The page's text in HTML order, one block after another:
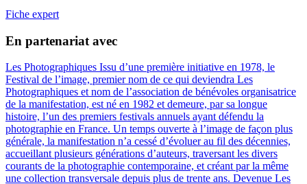
Fiche expert
En partenariat avec
Les Photographiques Issu d’une première initiative en 1978, le
Festival de l’image, premier nom de ce qui deviendra Les
Photographiques et nom de l’association de bénévoles organisatrice
de la manifestation, est né en 1982 et demeure, par sa longue
histoire, l’un des premiers festivals annuels ayant défendu la
photographie en France. Un temps ouverte à l’image de façon plus
générale, la manifestation n’a cessé d’évoluer au fil des décennies,
accueillant plusieurs générations d’auteurs, traversant les divers
courants de la photographie contemporaine, et créant par la même
une collection transversale depuis plus de trente ans. Devenue Les